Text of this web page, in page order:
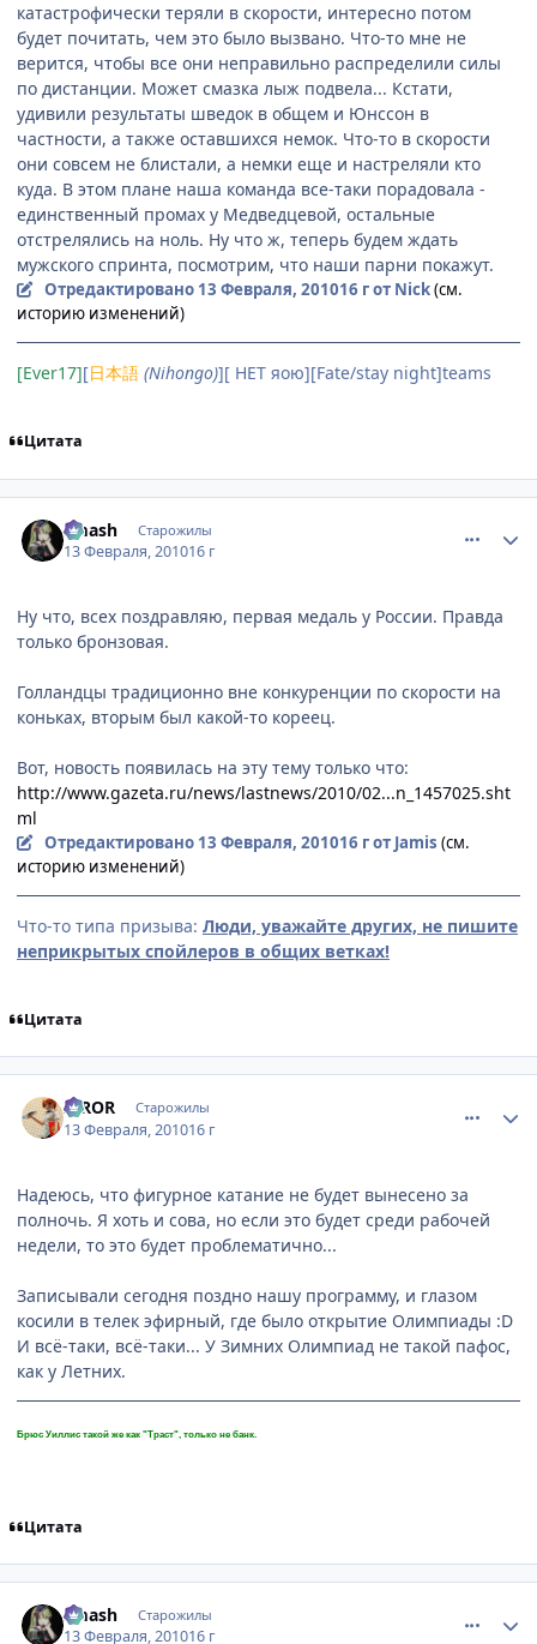
катастрофически теряли в скорости, интересно потом
будет почитать, чем это было вызвано. Что-то мне не
верится, чтобы все они неправильно распределили силы
по дистанции. Может смазка лыж подвела... Кстати,
удивили результаты шведок в общем и Юнссон в
частности, а также оставшихся немок. Что-то в скорости
они совсем не блистали, а немки еще и настреляли кто
куда. В этом плане наша команда все-таки порадовала -
единственный промах у Медведцевой, остальные
отстрелялись на ноль. Ну что ж, теперь будем ждать
мужского спринта, посмотрим, что наши парни покажут.
Отредактировано 13 Февраля, 201016 гот Nick(см.
историю изменений)
[Ever17][日本語 (Nihongo)][ НЕТ яою][Fate/stay night]teams
Цитата
smash Старожилы
13 Февраля, 201016 г
Ну что, всех поздравляю, первая медаль у России. Правда
только бронзовая.
Голландцы традиционно вне конкуренции по скорости на
коньках, вторым был какой-то кореец.
Вот, новость появилась на эту тему только что:
http://www.gazeta.ru/news/lastnews/2010/02...n_1457025.sht
ml
Отредактировано 13 Февраля, 201016 гот Jamis (см.
историю изменений)
Что-то типа призыва: Люди, уважайте других, не пишите
неприкрытых спойлеров в общих ветках!
Цитата
IRROR Старожилы
13 Февраля, 201016 г
Надеюсь, что фигурное катание не будет вынесено за
полночь. Я хоть и сова, но если это будет среди рабочей
недели, то это будет проблематично...
Записывали сегодня поздно нашу программу, и глазом
косили в телек эфирный, где было открытие Олимпиады :D
И всё-таки, всё-таки... У Зимних Олимпиад не такой пафос,
как у Летних.
Брюс Уиллис такой же как "Траст", только не банк.
Цитата
smash Старожилы
13 Февраля, 201016 г